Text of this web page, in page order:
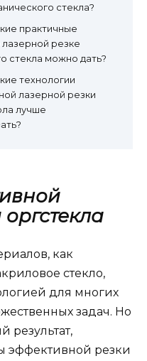
стекла?
практичные
резке
стекла можно дать?
технологии
лазерной резки
лучше
как
стекло,
для многих
задач. Но
результат,
эффективной резки